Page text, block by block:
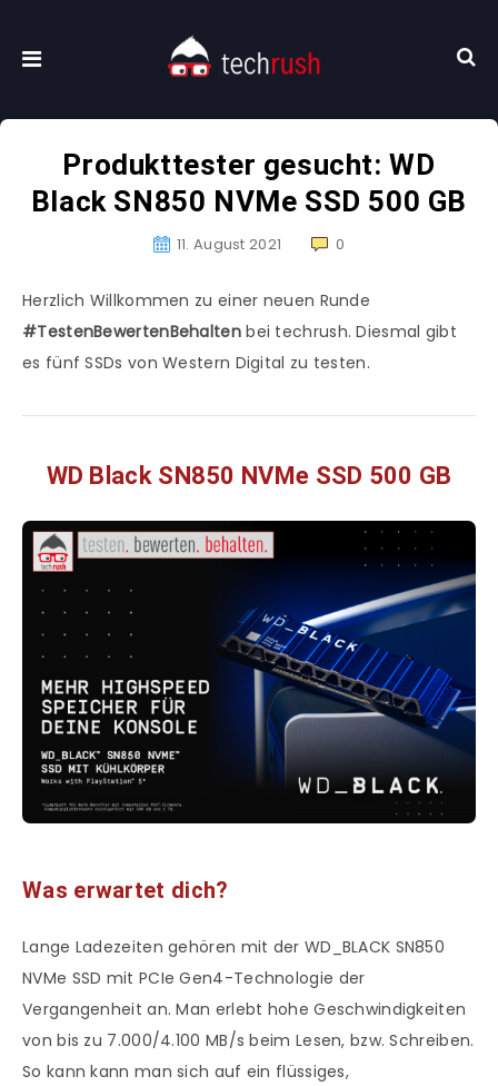
Produkttester gesucht: WD
Black SN850 NVMe SSD 500 GB
11. August 2021 0
Herzlich Willkommen zu einer neuen Runde
#TestenBewertenBehaltenbei techrush. Diesmal gibt
es fünf SSDs von Western Digital zu testen.
WD Black SN850 NVMe SSD 500 GB
Was erwartet dich?
Lange Ladezeiten gehören mit der WD_BLACK SN850
NVMe SSD mit PCIe Gen4-Technologie der
Vergangenheit an. Man erlebt hohe Geschwindigkeiten
von bis zu 7.000/4.100 MB/s beim Lesen, bzw. Schreiben.
So kann kann man sich auf ein flüssiges,